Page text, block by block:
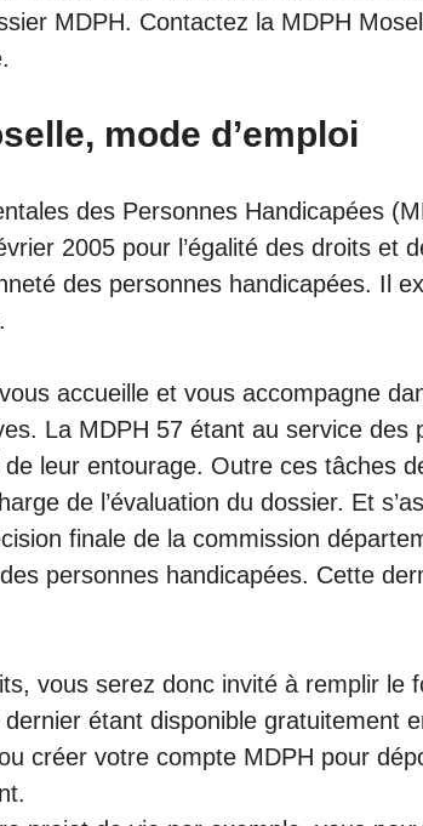
MDPH. Contactez la MDPH
mode d’emploi
des Personnes Handicapées
2005 pour l’égalité des droits et
des personnes handicapées. Il
accueille et vous accompagne
La MDPH 57 étant au service des
leur entourage. Outre ces tâches
de l’évaluation du dossier. Et
finale de la commission
personnes handicapées. Cette
vous serez donc invité à remplir le
étant disponible gratuitement
créer votre compte MDPH pour